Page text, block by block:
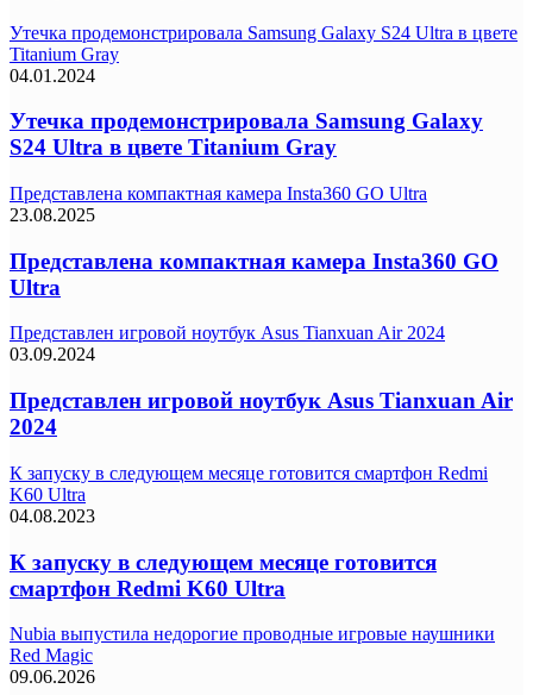
Утечка продемонстрировала Samsung Galaxy S24 Ultra в цвете
Titanium Gray
04.01.2024
Утечка продемонстрировала Samsung Galaxy
S24 Ultra в цвете Titanium Gray
Представлена компактная камера Insta360 GO Ultra
23.08.2025
Представлена компактная камера Insta360 GO
Ultra
Представлен игровой ноутбук Asus Tianxuan Air 2024
03.09.2024
Представлен игровой ноутбук Asus Tianxuan Air
2024
К запуску в следующем месяце готовится смартфон Redmi
K60 Ultra
04.08.2023
К запуску в следующем месяце готовится
смартфон Redmi K60 Ultra
Nubia выпустила недорогие проводные игровые наушники
Red Magic
09.06.2026